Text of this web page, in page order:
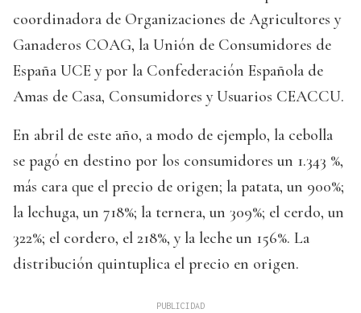
coordinadora de Organizaciones de Agricultores y
Ganaderos COAG, la Unión de Consumidores de
España UCE y por la Confederación Española de
Amas de Casa, Consumidores y Usuarios CEACCU.
En abril de este año, a modo de ejemplo, la cebolla
se pagó en destino por los consumidores un 1.343 %,
más cara que el precio de origen; la patata, un 900%;
la lechuga, un 718%; la ternera, un 309%; el cerdo, un
322%; el cordero, el 218%, y la leche un 156%. La
distribución quintuplica el precio en origen.